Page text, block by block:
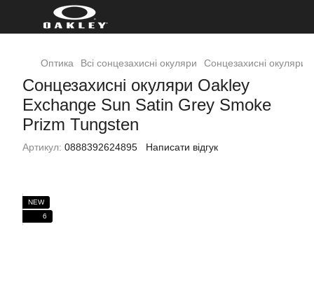
Оптика Всі сонцезахисні окуляри Cонцезахисні
Cонцезахисні окуляри Oakley
Exchange Sun Satin Grey Smoke
Prizm Tungsten
Артикул: 0888392624895 Написати відгук
NEW
6